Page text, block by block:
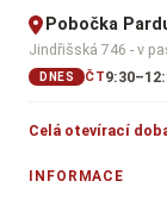
Pobočka
Jindřišská 746 - v
DNES ČT
Celá otevírací
INFORMACE